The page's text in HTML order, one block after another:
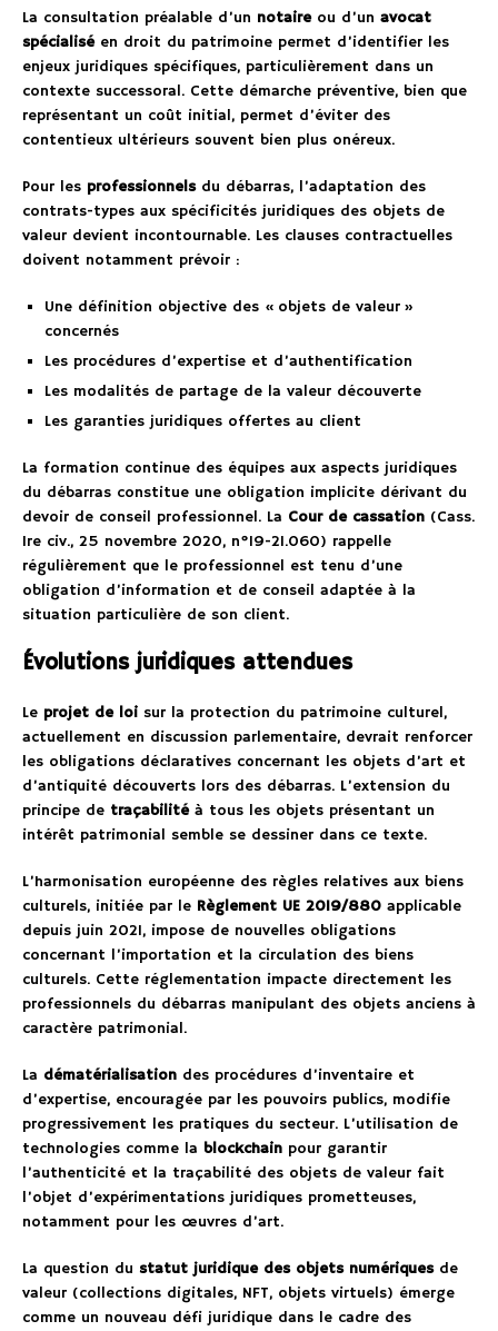
La consultation préalable d’un notaireou d’un avocat
spécialiséen droit du patrimoine permet d’identifier les
enjeux juridiques spécifiques, particulièrement dans un
contexte successoral. Cette démarche préventive, bien que
représentant un coût initial, permet d’éviter des
contentieux ultérieurs souvent bien plus onéreux.
Pour les professionnelsdu débarras, l’adaptation des
contrats-types aux spécificités juridiques des objets de
valeur devient incontournable. Les clauses contractuelles
doivent notamment prévoir :
Une définition objective des « objets de valeur »
concernés
Les procédures d’expertise et d’authentification
Les modalités de partage de la valeur découverte
Les garanties juridiques offertes au client
La formation continue des équipes aux aspects juridiques
du débarras constitue une obligation implicite dérivant du
devoir de conseil professionnel. La Cour de cassation (Cass.
1re civ., 25 novembre 2020, n°19-21.060) rappelle
régulièrement que le professionnel est tenu d’une
obligation d’information et de conseil adaptée à la
situation particulière de son client.
Évolutions juridiques attendues
Le projet de loi sur la protection du patrimoine culturel,
actuellement en discussion parlementaire, devrait renforcer
les obligations déclaratives concernant les objets d’art et
d’antiquité découverts lors des débarras. L’extension du
principe de traçabilitéà tous les objets présentant un
intérêt patrimonial semble se dessiner dans ce texte.
L’harmonisation européenne des règles relatives aux biens
culturels, initiée par le Règlement UE 2019/880 applicable
depuis juin 2021, impose de nouvelles obligations
concernant l’importation et la circulation des biens
culturels. Cette réglementation impacte directement les
professionnels du débarras manipulant des objets anciens à
caractère patrimonial.
La dématérialisation des procédures d’inventaire et
d’expertise, encouragée par les pouvoirs publics, modifie
progressivement les pratiques du secteur. L’utilisation de
technologies comme la blockchain pour garantir
l’authenticité et la traçabilité des objets de valeur fait
l’objet d’expérimentations juridiques prometteuses,
notamment pour les œuvres d’art.
La question du statut juridique des objets numériquesde
valeur (collections digitales, NFT, objets virtuels) émerge
comme un nouveau défi juridique dans le cadre des